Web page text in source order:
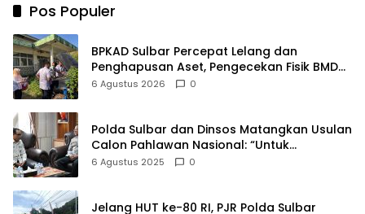
Pos Populer
BPKAD Sulbar Percepat Lelang dan
Penghapusan Aset, Pengecekan Fisik BMD
Berlanjut hingga 12 Agustus
6 Agustus 2026 0
Polda Sulbar dan Dinsos Matangkan Usulan
Calon Pahlawan Nasional: “Untuk
Menghormati Jasa Para Pahlawan”
6 Agustus 2025 0
Jelang HUT ke-80 RI, PJR Polda Sulbar